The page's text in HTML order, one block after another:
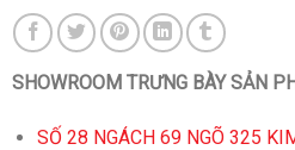
SHOWROOM TRƯNG BÀY SẢN
SỐ 28 NGÁCH 69 NGÕ 325